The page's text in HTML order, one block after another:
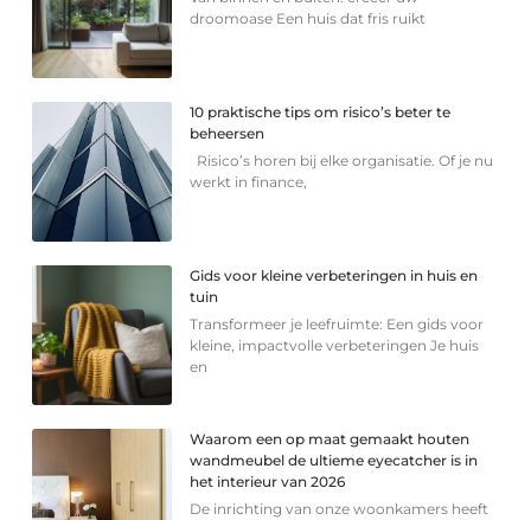
droomoase Een huis dat fris ruikt
10 praktische tips om risico’s beter te
beheersen
Risico’s horen bij elke organisatie. Of je nu
werkt in finance,
Gids voor kleine verbeteringen in huis en
tuin
Transformeer je leefruimte: Een gids voor
kleine, impactvolle verbeteringen Je huis
en
Waarom een op maat gemaakt houten
wandmeubel de ultieme eyecatcher is in
het interieur van 2026
De inrichting van onze woonkamers heeft